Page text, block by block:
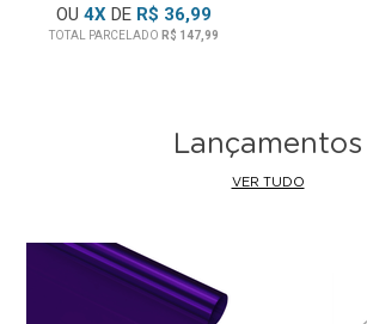
OU 4X DE R$ 36,99
TOTAL PARCELADO R$ 147,99
Lançamentos
VER TUDO